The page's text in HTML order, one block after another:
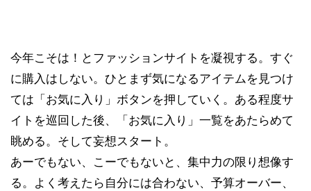
今年こそは！とファッションサイトを凝視する。すぐ
に購入はしない。ひとまず気になるアイテムを見つけ
ては「お気に入り」ボタンを押していく。ある程度サ
イトを巡回した後、「お気に入り」一覧をあたらめて
眺める。そして妄想スタート。
あーでもない、こーでもないと、集中力の限り想像す
る。よく考えたら自分には合わない、予算オーバー、